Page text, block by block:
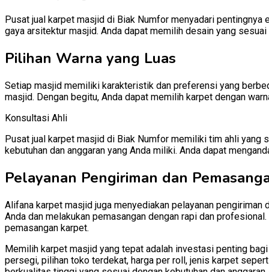
Pusat jual karpet masjid di Biak Numfor menyadari
gaya arsitektur masjid. Anda dapat memilih desain yang
Pilihan Warna yang Luas
Setiap masjid memiliki karakteristik dan preferensi yang
masjid. Dengan begitu, Anda dapat memilih karpet dengan
Konsultasi Ahli
Pusat jual karpet masjid di Biak Numfor memiliki tim ahli yang
kebutuhan dan anggaran yang Anda miliki. Anda dapat
Pelayanan Pengiriman dan
Alifana karpet masjid juga menyediakan pelayanan pengiriman
Anda dan melakukan pemasangan dengan rapi dan
pemasangan karpet.
Memilih karpet masjid yang tepat adalah investasi penting
persegi, pilihan toko terdekat, harga per roll, jenis karpet